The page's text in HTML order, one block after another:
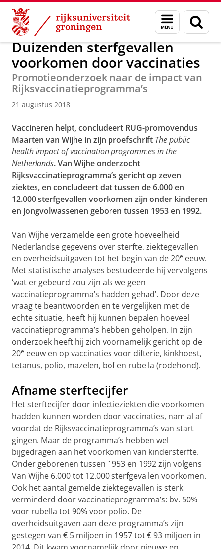
Skip
Content
Skip
Navigation
Menu
en
zoeken
Over ons Actueel Nieuws Nieuwsberichten
Duizenden sterfgevallen
voorkomen door vaccinaties
Promotieonderzoek naar de impact van
Rijksvaccinatieprogramma’s
21 augustus 2018
Vaccineren helpt, concludeert RUG-promovendus
Maarten van Wijhe in zijn proefschrift The public
health impact of vaccination programmes in the
Netherlands. Van Wijhe onderzocht
Rijksvaccinatieprogramma’s gericht op zeven
ziektes, en concludeert dat tussen de 6.000 en
12.000 sterfgevallen voorkomen zijn onder kinderen
en jongvolwassenen geboren tussen 1953 en 1992.
Van Wijhe verzamelde een grote hoeveelheid
Nederlandse gegevens over sterfte, ziektegevallen
en overheidsuitgaven tot het begin van de 20e eeuw.
Met statistische analyses bestudeerde hij vervolgens
‘wat er gebeurd zou zijn als we geen
vaccinatieprogramma’s hadden gehad’. Door deze
vraag te beantwoorden en te vergelijken met de
echte situatie, heeft hij kunnen bepalen hoeveel
vaccinatieprogramma’s hebben geholpen. In zijn
onderzoek heeft hij zich voornamelijk gericht op de
20e eeuw en op vaccinaties voor difterie, kinkhoest,
tetanus, polio, mazelen, bof en rubella (rodehond).
Afname sterftecijfer
Het sterftecijfer door infectieziekten die voorkomen
hadden kunnen worden door vaccinaties, nam al af
voordat de Rijksvaccinatieprogramma’s van start
gingen. Maar de programma’s hebben wel
bijgedragen aan het voorkomen van kindersterfte.
Onder geborenen tussen 1953 en 1992 zijn volgens
Van Wijhe 6.000 tot 12.000 sterfgevallen voorkomen.
Ook het aantal gemelde ziektegevallen is sterk
verminderd door vaccinatieprogramma’s: bv. 50%
voor rubella tot 90% voor polio. De
overheidsuitgaven aan deze programma’s zijn
gestegen van € 5 miljoen in 1957 tot € 93 miljoen in